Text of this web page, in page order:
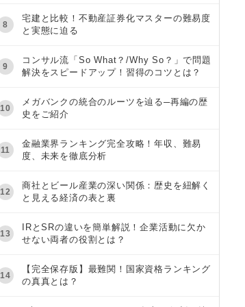
8
宅建と比較！不動産証券化マスターの難易度
と実態に迫る
9
コンサル流「So What？/Why So？」で問題
解決をスピードアップ！習得のコツとは？
10
メガバンクの統合のルーツを辿る─再編の歴
史をご紹介
11
金融業界ランキング完全攻略！年収、難易
度、未来を徹底分析
12
商社とビール産業の深い関係：歴史を紐解く
と見える経済の表と裏
13
IRとSRの違いを簡単解説！企業活動に欠か
せない両者の役割とは？
14
【完全保存版】最難関！国家資格ランキング
の真真とは？